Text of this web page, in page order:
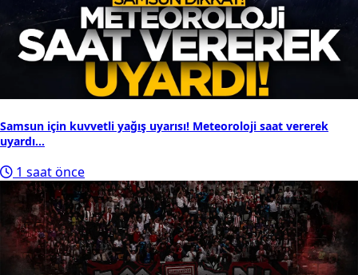
Samsun için kuvvetli yağış uyarısı! Meteoroloji saat vererek
uyardı...
1 saat önce